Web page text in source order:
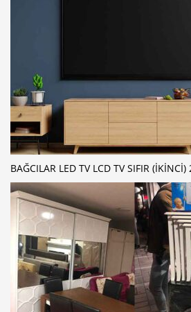
BAĞCILAR LED TV LCD TV SIFIR (İKINCI)